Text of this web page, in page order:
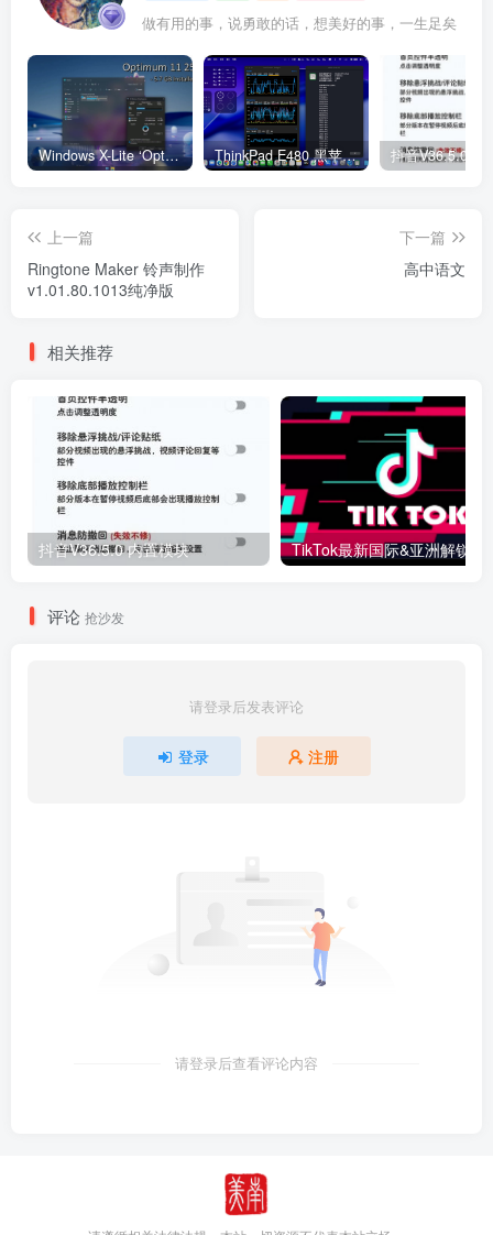
做有用的事，说勇敢的话，想美好的事，一生足矣
Windows X-Lite ‘Optimum 11’ 25H2 Pro v2 ThinkPad E480 黑苹果完美Tahoe的EFI分享（2026.03.01更新） 抖音V36.5.0 内
上一篇
Ringtone Maker 铃声制作
v1.01.80.1013纯净版
下一篇
高中语文
相关推荐
抖音V36.5.0 内置模块
评论 抢沙发
请登录后发表评论
登录 注册
请登录后查看评论内容